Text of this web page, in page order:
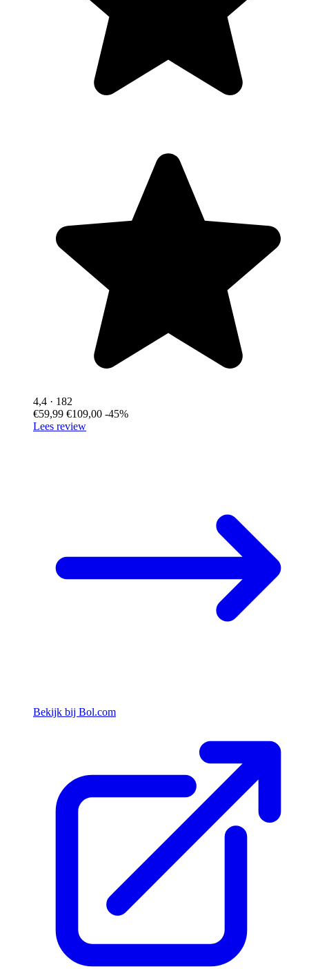
4,4 · 182
€59,99 €109,00 -45%
Lees review
Bekijk bij Bol.com